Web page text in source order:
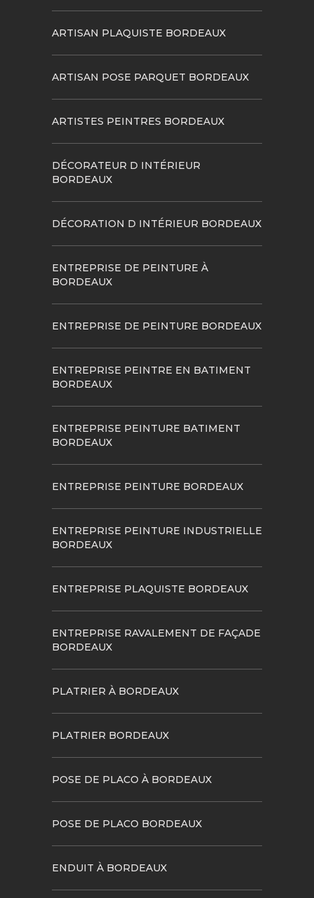
ARTISAN PLAQUISTE BORDEAUX
ARTISAN POSE PARQUET BORDEAUX
ARTISTES PEINTRES BORDEAUX
DÉCORATEUR D INTÉRIEUR
BORDEAUX
DÉCORATION D INTÉRIEUR BORDEAUX
ENTREPRISE DE PEINTURE À
BORDEAUX
ENTREPRISE DE PEINTURE BORDEAUX
ENTREPRISE PEINTRE EN BATIMENT
BORDEAUX
ENTREPRISE PEINTURE BATIMENT
BORDEAUX
ENTREPRISE PEINTURE BORDEAUX
ENTREPRISE PEINTURE INDUSTRIELLE
BORDEAUX
ENTREPRISE PLAQUISTE BORDEAUX
ENTREPRISE RAVALEMENT DE FAÇADE
BORDEAUX
PLATRIER À BORDEAUX
PLATRIER BORDEAUX
POSE DE PLACO À BORDEAUX
POSE DE PLACO BORDEAUX
ENDUIT À BORDEAUX